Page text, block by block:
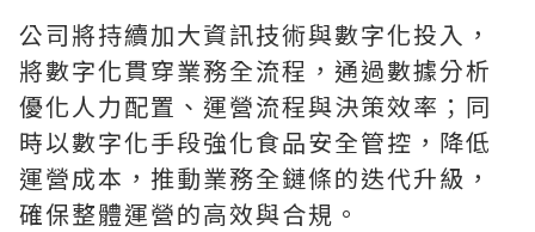
公司將持續加大資訊技術與數字化投入，
將數字化貫穿業務全流程，通過數據分析
優化人力配置、運營流程與決策效率；同
時以數字化手段強化食品安全管控，降低
運營成本，推動業務全鏈條的迭代升級，
確保整體運營的高效與合規。